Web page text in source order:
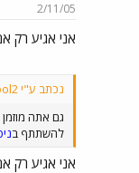
2/11/05
אני אגיע רק
נכתב ע"י mucool2:
גם אתה מוזמן
להשתתף ב
אני אגיע רק